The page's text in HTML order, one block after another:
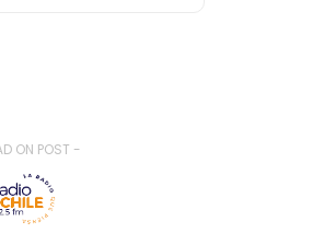
ON POST -